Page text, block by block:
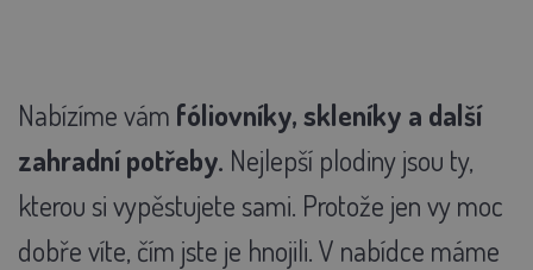
Nabízíme vám fóliovníky, skleníky a další
zahradní potřeby. Nejlepší plodiny jsou ty,
kterou si vypěstujete sami. Protože jen vy moc
dobře víte, čím jste je hnojili. V nabídce máme